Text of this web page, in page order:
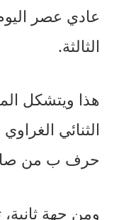
عادي عصر
الثالثة.
هذا ويتشكل
الثنائي
حرف ب من
ومن جهة